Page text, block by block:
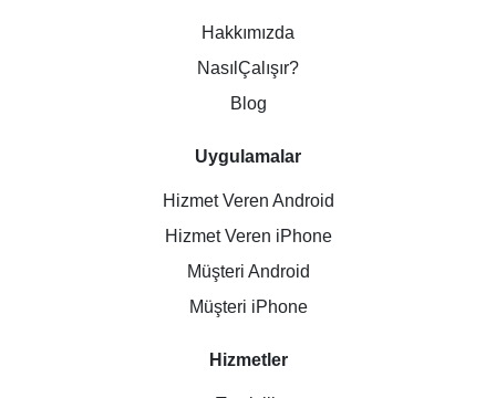
Hakkımızda
NasılÇalışır?
Blog
Uygulamalar
Hizmet Veren Android
Hizmet Veren iPhone
Müşteri Android
Müşteri iPhone
Hizmetler